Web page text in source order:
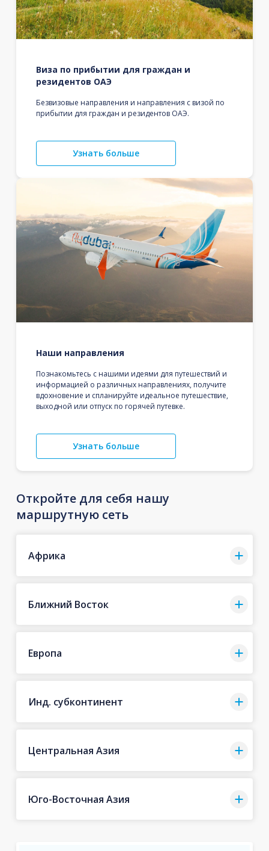
Виза по прибытии для граждан и
резидентов ОАЭ
Безвизовые направления и направления с визой по
прибытии для граждан и резидентов ОАЭ.
Узнать больше
Наши направления
Познакомьтесь с нашими идеями для путешествий и
информацией о различных направлениях, получите
вдохновение и спланируйте идеальное путешествие,
выходной или отпуск по горячей путевке.
Узнать больше
Откройте для себя нашу
маршрутную сеть
Африка
Ближний Восток
Европа
Инд. субконтинент
Центральная Азия
Юго-Восточная Азия